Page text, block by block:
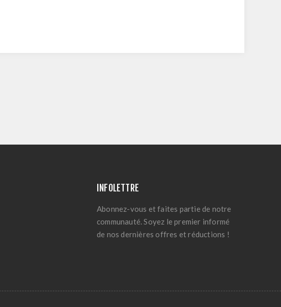
INFOLETTRE
Abonnez-vous et faites partie de notre
communauté. Soyez le premier informé
de nos dernières offres et réductions !